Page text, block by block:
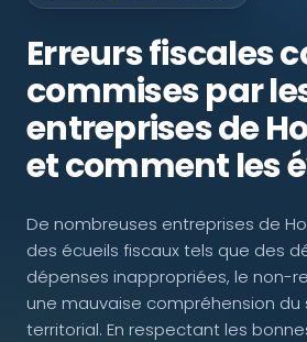
EXPLORER
À propos
NOUS SUIVRE
Erreurs fiscales
commises par
entreprises de
et comment les
De nombreuses entreprises de
des écueils fiscaux tels que des
dépenses inappropriées, le non-
une mauvaise compréhension du
territorial. En respectant les